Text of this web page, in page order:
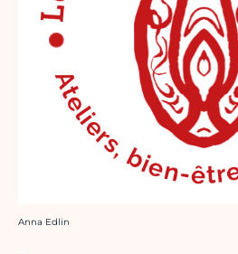
Crédit photo :
Anna Edlin